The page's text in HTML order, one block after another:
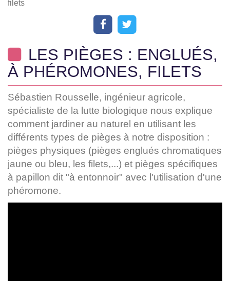
filets
LES PIÈGES : ENGLUÉS,
À PHÉROMONES, FILETS
Sébastien Rousselle, ingénieur agricole,
spécialiste de la lutte biologique nous explique
comment jardiner au naturel en utilisant les
différents types de pièges à notre disposition :
pièges physiques (pièges englués chromatiques
jaune ou bleu, les filets,...) et pièges spécifiques
à papillon dit "à entonnoir" avec l'utilisation d'une
phéromone.